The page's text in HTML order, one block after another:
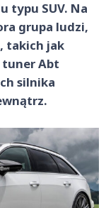
typu SUV. Na
grupa ludzi,
takich jak
tuner Abt
silnika